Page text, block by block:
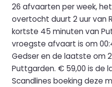
26 afvaarten per week,
overtocht duurt 2 uur van
kortste 45 minuten van
vroegste afvaart is om
Gedser en de laatste om
Puttgarden. € 59,00 is de
Scandlines boeking deze